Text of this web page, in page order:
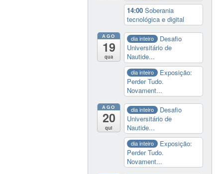
14:00Soberania
tecnológica e digital
AGO
19
qua
dia inteiro
Desafio
Universitário de
Nautide...
dia inteiro
Exposição:
Perder Tudo.
Novament...
AGO
20
qui
dia inteiro
Desafio
Universitário de
Nautide...
dia inteiro
Exposição:
Perder Tudo.
Novament...